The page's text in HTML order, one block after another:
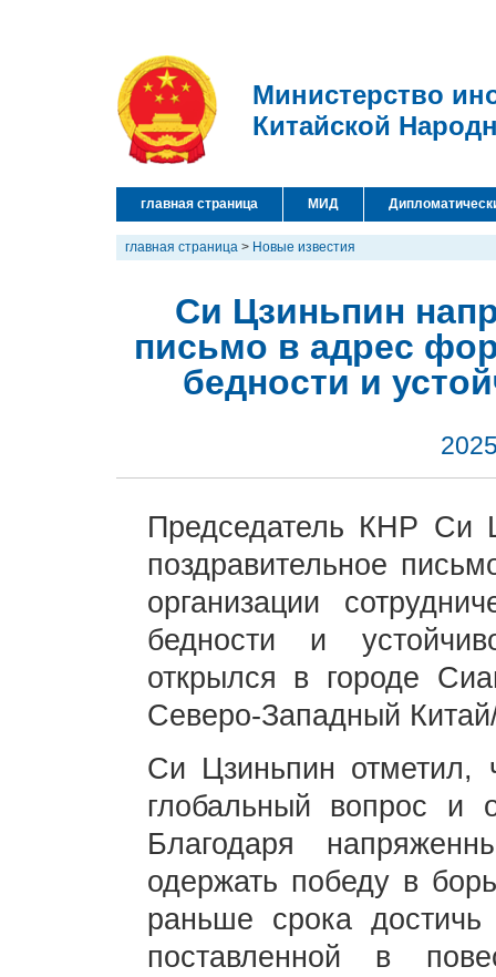
Министерство
Китайской
главная страница МИД
главная страница > Новые известия
Си Цзиньпин
письмо в адрес
бедности и
Председатель КНР Си
поздравительное
организации
бедности и
открылся в городе
Северо-Западный
Си Цзиньпин отметил,
глобальный вопрос и
Благодаря
одержать победу в
раньше срока
поставленной в